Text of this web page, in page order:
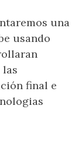
una
usando
final e